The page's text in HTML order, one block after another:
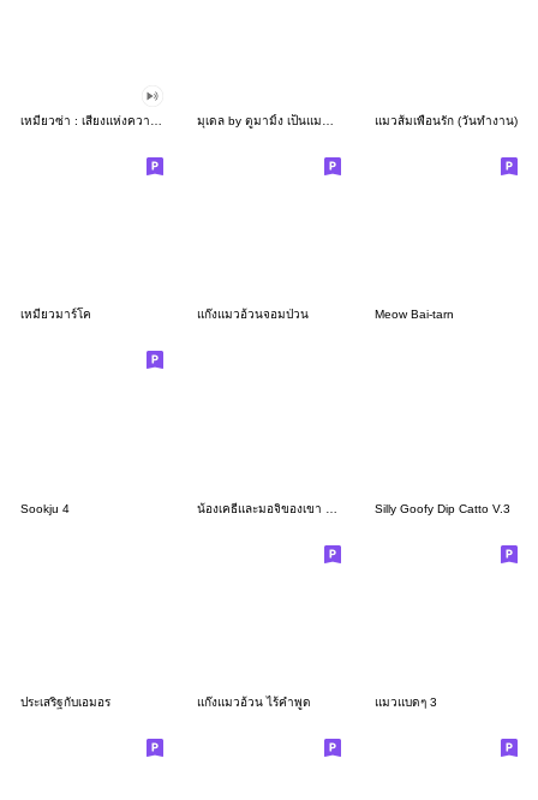
แมวส้มเพื่อนรัก (วันทำงาน)
เหมียวมาร์โค แก๊งแมวอ้วนจอมป่วน Meow Bai-tarn
Sookju 4 Silly Goofy Dip Catto V.3
ประเสริฐกับเอมอร แก๊งแมวอ้วน ไร้คำพูด แมวแบดๆ 3